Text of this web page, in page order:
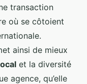
transaction
où se côtoient
ainsi de mieux
et la diversité
agence, qu’elle